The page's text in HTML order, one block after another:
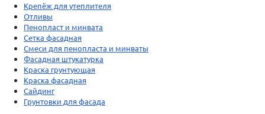
Крепёж для утеплителя
Отливы
Пенопласт и минвата
Сетка фасадная
Смеси для пенопласта и минваты
Фасадная штукатурка
Краска грунтующая
Краска фасадная
Сайдинг
Грунтовки для фасада